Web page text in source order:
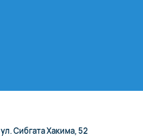
ул. Сибгата Хакима, 52